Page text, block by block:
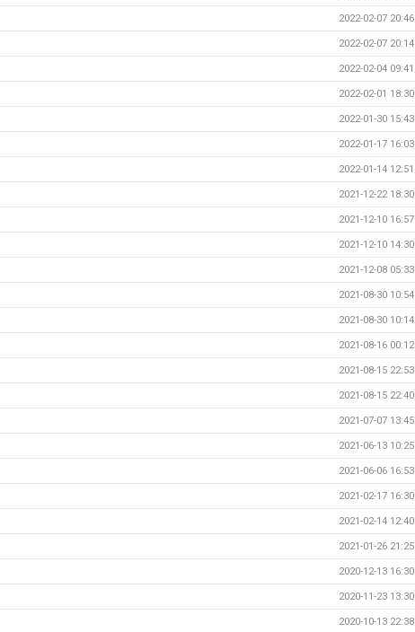
2022-02-07 20:46
2022-02-07 20:14
2022-02-04 09:41
2022-02-01 18:30
2022-01-30 15:43
2022-01-17 16:03
2022-01-14 12:51
2021-12-22 18:30
2021-12-10 16:57
2021-12-10 14:30
2021-12-08 05:33
2021-08-30 10:54
2021-08-30 10:14
2021-08-16 00:12
2021-08-15 22:53
2021-08-15 22:40
2021-07-07 13:45
2021-06-13 10:25
2021-06-06 16:53
2021-02-17 16:30
2021-02-14 12:40
2021-01-26 21:25
2020-12-13 16:30
2020-11-23 13:30
2020-10-13 22:38